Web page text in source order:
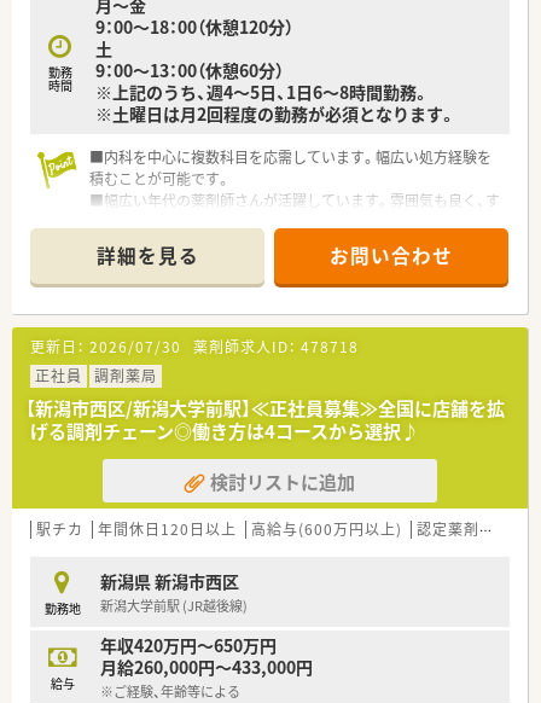
勤務
時間
9：00～18：00（休憩120分）
土
9：00～13：00（休憩60分）
※上記のうち、週4～5日、1日6～8時間勤務。
※土曜日は月2回程度の勤務が必須となります。
■内科を中心に複数科目を応需しています。幅広い処方経験を
積むことが可能です。
■幅広い年代の薬剤師さんが活躍しています。雰囲気も良く、す
■管理栄養士も在籍しており、他職種連携したい方にオススメで
す。
・・・こんな会社です・・・
■新潟市中央区・西区を中心に数店舗展開している調剤薬局で
す。
■社長は薬剤師としてご活躍されている方です。
■長く働いている方が多いため、勤続年数が15年以上の方も多
くいらっしゃいます。
■地域密着系での経営方針です。
■薬剤師育成奨学金制度があります。月額5万円を支給致します
(新卒・既卒対象：会社規定による)。
詳細を見る お問い合わせ
更新日： 2026/07/30 薬剤師求人ID： 478718
正社員
調剤薬局
【新潟市西区/新潟大学前駅】≪正社員募集≫全国に店舗を拡
げる調剤チェーン◎働き方は4コースから選択♪
検討リストに追加
駅チカ 年間休日120日以上 高給与(600万円以上) 認定薬剤師取得支援あり
勤務地
新潟県 新潟市西区
新潟大学前駅 (JR越後線)
給与
年収420万円～650万円
月給260,000円～433,000円
※ご経験、年齢等による